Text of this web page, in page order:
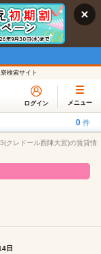
検索サイト
ログイン メニュー
0 件
クレドール西陣大宮)の賃貸情
日